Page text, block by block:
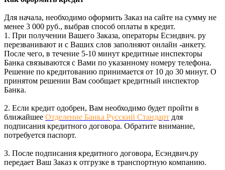
Для начала, необходимо оформить Заказ на сайте на сумму не
менее 3 000 руб., выбрав способ оплаты в кредит.
1. При получении Вашего Заказа, операторы Есэндвич. ру
перезванивают и с Ваших слов заполняют онлайн -анкету.
После чего, в течение 5-10 минут кредитные инспекторы
Банка связываются с Вами по указанному номеру телефона.
Решение по кредитованию принимается от 10 до 30 минут. О
принятом решении Вам сообщает кредитный инспектор
Банка.
2. Если кредит одобрен, Вам необходимо будет пройти в
ближайшее Отделение Банка Русский Стандарт для
подписания кредитного договора. Обратите внимание,
потребуется паспорт.
3. После подписания кредитного договора, Есэндвич.ру
передает Ваш Заказ к отгрузке в транспортную компанию.